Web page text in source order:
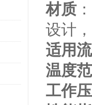
材质
设计
适用
温度
工作